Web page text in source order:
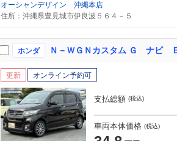
オーシャンデザイン 沖縄本店
住所：沖縄県豊見城市伊良波５６４－５
ホンダ
更新 オンライン予約可
支払総額 (税込)
車両本体価格 (税込)